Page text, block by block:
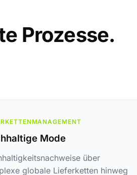
Prozesse.
Mode
über
globale Lieferketten hinweg